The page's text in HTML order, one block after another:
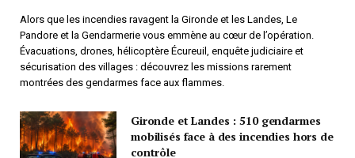
Alors que les incendies ravagent la Gironde et les Landes, Le
Pandore et la Gendarmerie vous emmène au cœur de l’opération.
Évacuations, drones, hélicoptère Écureuil, enquête judiciaire et
sécurisation des villages : découvrez les missions rarement
montrées des gendarmes face aux flammes.
Gironde et Landes : 510 gendarmes
mobilisés face à des incendies hors de
contrôle